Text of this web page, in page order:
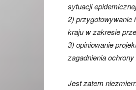
sytuacji
2) przygotowywanie
kraju w zakresie
3) opiniowanie
zagadnienia
Jest zatem